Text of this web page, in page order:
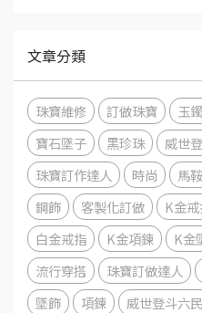
文章分類
珠寶維修 訂做珠寶 玉
寶石墜子
黑珍珠 威世
珠寶訂作達人
時尚 馬
鋼飾
客製化訂做 K金
白金戒指
K金項鍊 K金
流行穿搭
珠寶訂做達人
墜飾
項鍊 威世登斗六